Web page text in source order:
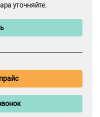
уточняйте.